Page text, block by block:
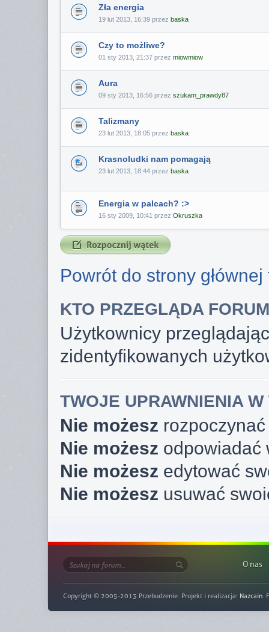
Zła energia
19 lut 2013, 16:39 przez baska
Czy to możliwe?
01 sty 2013, 21:37 przez miowmiow
Aura
09 sty 2013, 16:56 przez szukam_prawdy87
Talizmany
23 lut 2013, 18:05 przez baska
Krasnoludki nam pomagają
23 lut 2013, 18:44 przez baska
Energia w palcach? :>
16 sty 2009, 10:41 przez Okruszka
Powrót do strony głównej
KTO PRZEGLĄDA FORUM
Użytkownicy
zidentyfikowanych
TWOJE UPRAWNIENIA
Nie możesz
Nie możesz odpowiadać
Nie możesz edytować
Nie możesz usuwać
O nas
Copyright © 2005-2013 Przebudzenie. Projekt i realizacja: Nazcain.